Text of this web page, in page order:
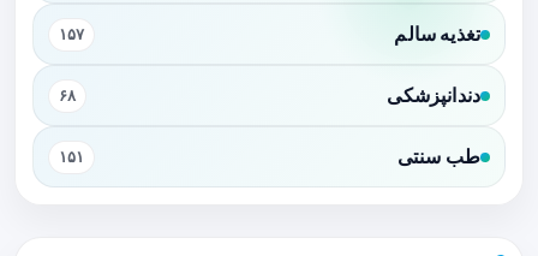
تغذیه سالم ۱۵۷
دندانپزشکی ۶۸
طب سنتی ۱۵۱